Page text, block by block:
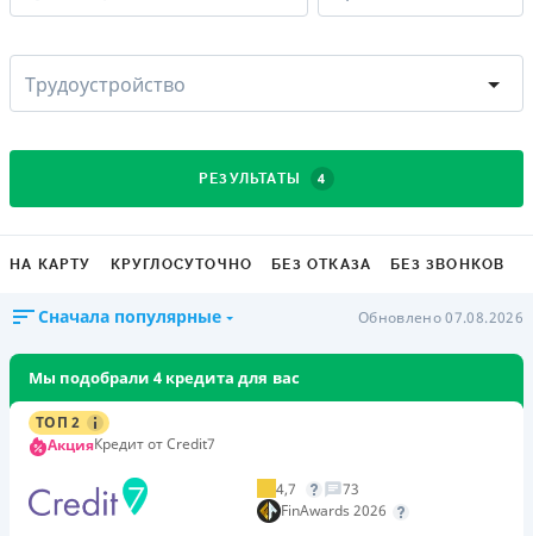
Трудоустройство
РЕЗУЛЬТАТЫ 4
НА КАРТУ КРУГЛОСУТОЧНО БЕЗ ОТКАЗА БЕЗ ЗВОНКОВ
Сначала популярные Обновлено 07.08.2026
Мы подобрали 4 кредита для вас
ТОП 2
АкцияКредит от Credit7
4,7
73
FinAwards 2026